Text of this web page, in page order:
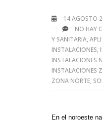
14 AGOSTO
NO HAY
Y SANITARIA,
INSTALACIONES,
INSTALACIONES
INSTALACIONES
ZONA NORTE,
En el noroeste